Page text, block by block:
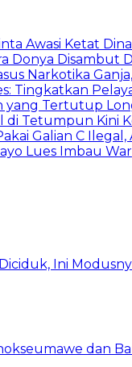
Awasi Ketat
Donya
Narkotika
Tingkatkan
yang Tertutup
Tetumpun Kini
Galian C
Lues Imbau
Ini
dan